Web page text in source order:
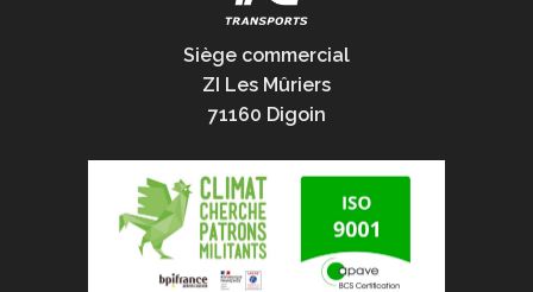
Siège commercial
ZI Les Mûriers
71160 Digoin